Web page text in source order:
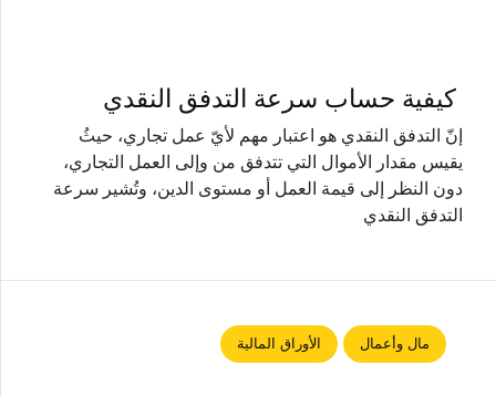
كيفية حساب سرعة التدفق النقدي
إنّ التدفق النقدي هو اعتبار مهم لأيّ عمل تجاري، حيثُ
يقيس مقدار الأموال التي تتدفق من وإلى العمل التجاري،
دون النظر إلى قيمة العمل أو مستوى الدين، وتُشير سرعة
التدفق النقدي
مال وأعمال الأوراق المالية